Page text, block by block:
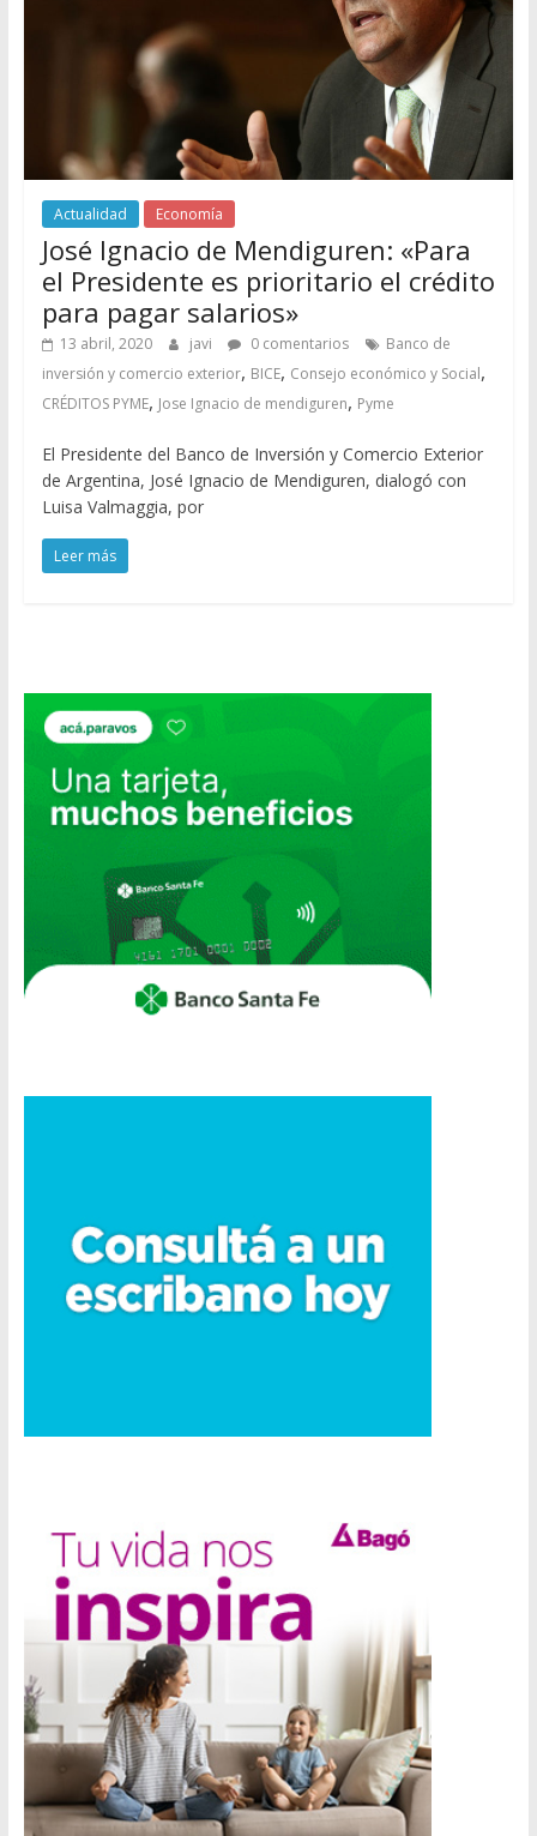
Actualidad Economía
José Ignacio de Mendiguren: «Para
el Presidente es prioritario el crédito
para pagar salarios»
13 abril, 2020 javi 0 comentarios
Banco de
inversión y comercio exterior, BICE, Consejo económico y Social,
CRÉDITOS PYME, Jose Ignacio de mendiguren, Pyme
El Presidente del Banco de Inversión y Comercio Exterior
de Argentina, José Ignacio de Mendiguren, dialogó con
Luisa Valmaggia, por
Leer más